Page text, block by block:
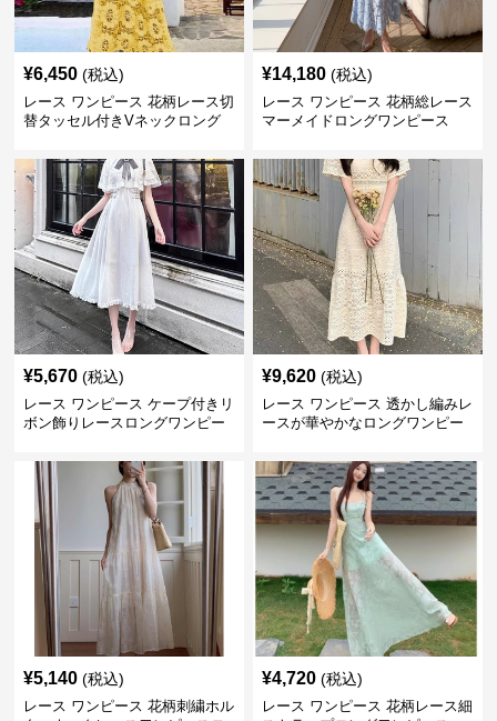
¥6,450 (税込)
レース ワンピース 花柄レース切
替タッセル付きVネックロング
¥14,180 (税込)
レース ワンピース 花柄総レース
マーメイドロングワンピース
¥5,670 (税込)
レース ワンピース ケープ付きリ
ボン飾りレースロングワンピー
¥9,620 (税込)
レース ワンピース 透かし編みレ
ースが華やかなロングワンピー
¥5,140 (税込)
レース ワンピース 花柄刺繍ホル
¥4,720 (税込)
レース ワンピース 花柄レース細